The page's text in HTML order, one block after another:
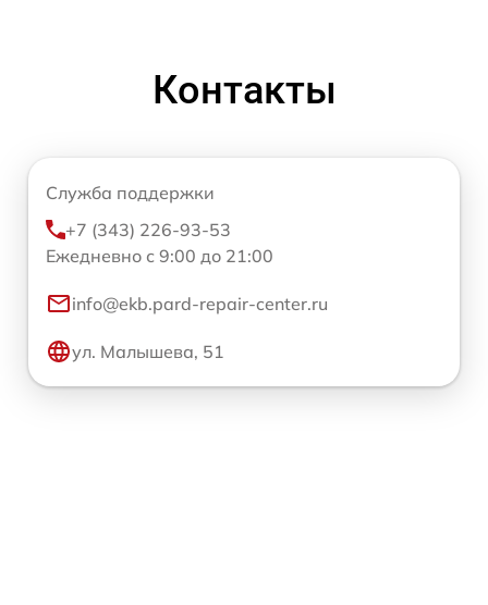
Контакты
Служба поддержки
+7 (343) 226-93-53
Ежедневно с 9:00 до 21:00
info@ekb.pard-repair-center.ru
ул. Малышева, 51